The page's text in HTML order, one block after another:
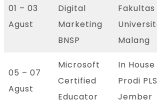
01 – 03
Agust
Digital
Marketing
BNSP
Malang
05 – 07
Agust
Microsoft
Certified
Educator
In
Prodi
Jember